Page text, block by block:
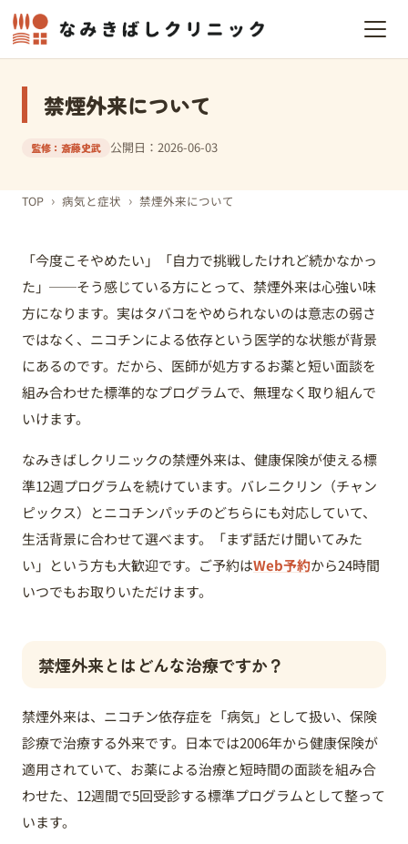
禁煙外来について
監修：斎藤史武 公開日：2026-06-03
TOP › 病気と症状 › 禁煙外来について
「今度こそやめたい」「自力で挑戦したけれど続かなかっ
た」──そう感じている方にとって、禁煙外来は心強い味
方になります。実はタバコをやめられないのは意志の弱さ
ではなく、ニコチンによる依存という医学的な状態が背景
にあるのです。だから、医師が処方するお薬と短い面談を
組み合わせた標準的なプログラムで、無理なく取り組んで
いけます。
なみきばしクリニックの禁煙外来は、健康保険が使える標
準12週プログラムを続けています。バレニクリン（チャン
ピックス）とニコチンパッチのどちらにも対応していて、
生活背景に合わせて選べます。「まず話だけ聞いてみた
い」という方も大歓迎です。ご予約はWeb予約から24時間
いつでもお取りいただけます。
禁煙外来とはどんな治療ですか？
禁煙外来は、ニコチン依存症を「病気」として扱い、保険
診療で治療する外来です。日本では2006年から健康保険が
適用されていて、お薬による治療と短時間の面談を組み合
わせた、12週間で5回受診する標準プログラムとして整って
います。